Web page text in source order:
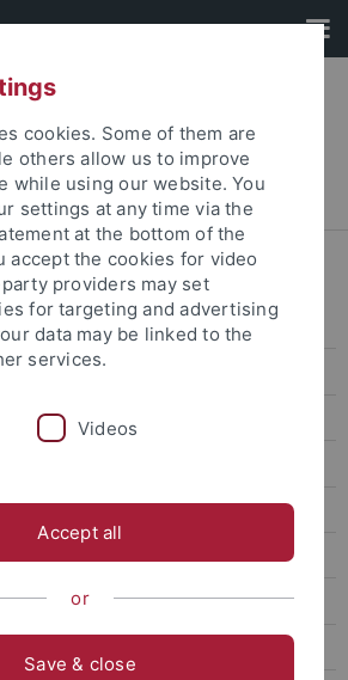
... Brandt
cookies. Some of them are
others allow us to improve
while using our website. You
settings at any time via the
at the bottom of the
accept the cookies for video
providers may set
for targeting and advertising
data may be linked to the
services.
Videos
Accept all
or
Save & close